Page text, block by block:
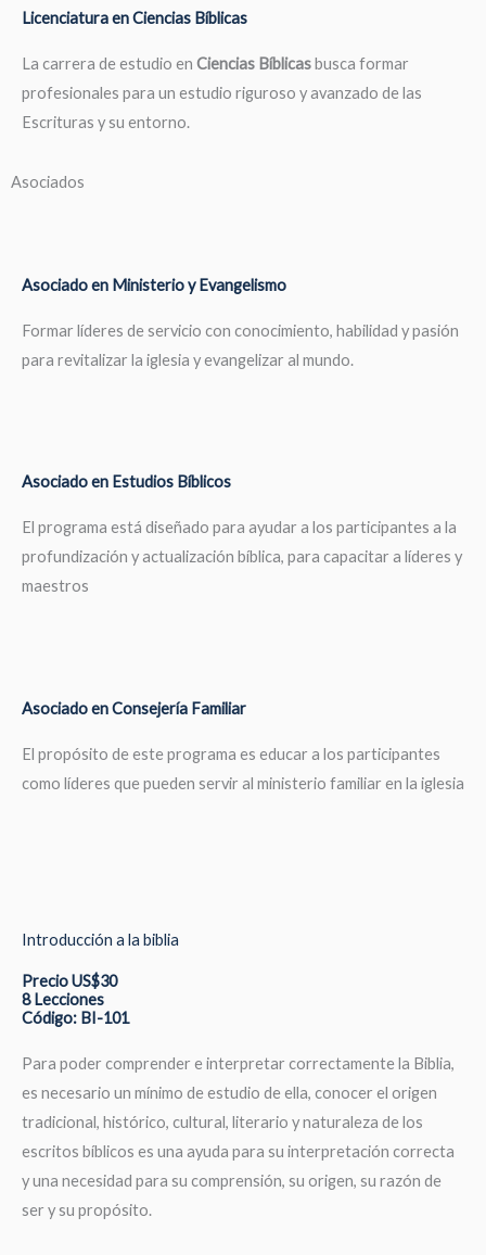
Licenciatura en Ciencias Bíblicas
La carrera de estudio en Ciencias Bíblicasbusca formar
profesionales para un estudio riguroso y avanzado de las
Escrituras y su entorno.
Asociados
Asociado en Ministerio y Evangelismo
Formar líderes de servicio con conocimiento, habilidad y pasión
para revitalizar la iglesia y evangelizar al mundo.
Asociado en Estudios Bíblicos
El programa está diseñado para ayudar a los participantes a la
profundización y actualización bíblica, para capacitar a líderes y
maestros
Asociado en Consejería Familiar
El propósito de este programa es educar a los participantes
como líderes que pueden servir al ministerio familiar en la iglesia
Introducción a la biblia
Precio US$30
8 Lecciones
Código: BI-101
Para poder comprender e interpretar correctamente la Biblia,
es necesario un mínimo de estudio de ella, conocer el origen
tradicional, histórico, cultural, literario y naturaleza de los
escritos bíblicos es una ayuda para su interpretación correcta
y una necesidad para su comprensión, su origen, su razón de
ser y su propósito.